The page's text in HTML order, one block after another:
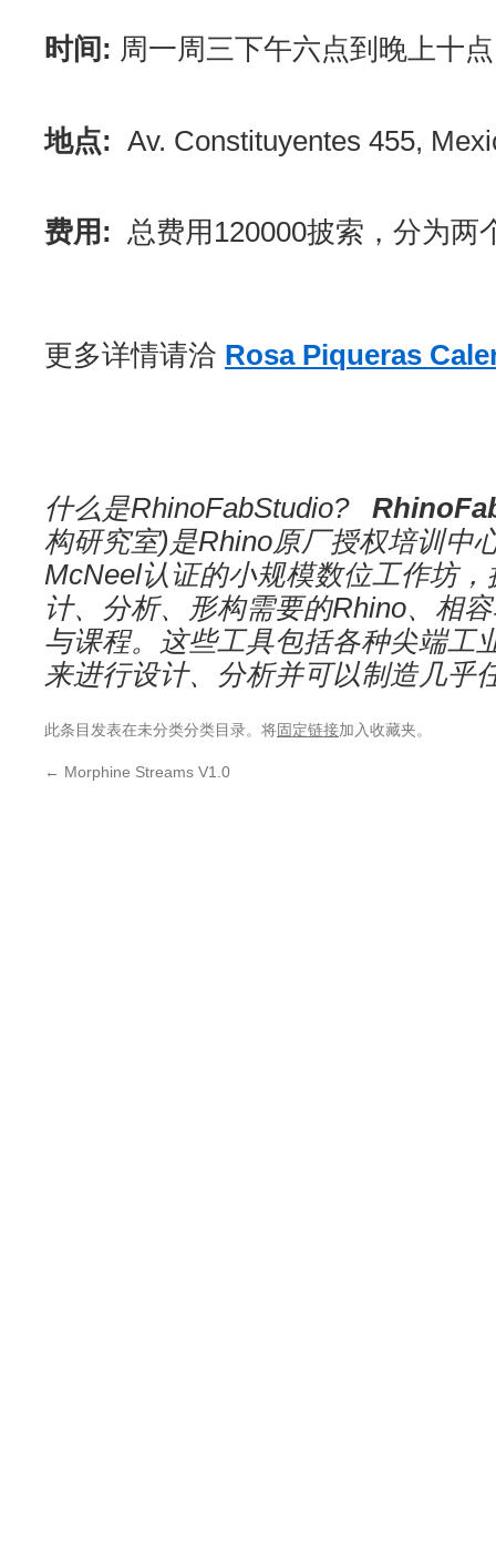
时间: 周一周三下午六点到晚上十点
地点: Av. Constituyentes 455,
费用: 总费用120000披索，分为两
更多详情请洽 Rosa Piqueras
什么是RhinoFabStudio?
构研究室)是Rhino原厂授权培训中
McNeel认证的小规模数位工作坊
计、分析、形构需要的Rhino、相
与课程。这些工具包括各种尖端工
来进行设计、分析并可以制造几乎
此条目发表在未分类分类目录。将固定链接加入收藏夹。
← Morphine Streams V1.0